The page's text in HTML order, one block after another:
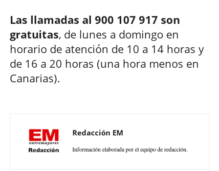
Las llamadas al 900 107 917 son
gratuitas, de lunes a domingo en
horario de atención de 10 a 14 horas y
de 16 a 20 horas (una hora menos en
Canarias).
Redacción EM
Información elaborada por el equipo de redacción.